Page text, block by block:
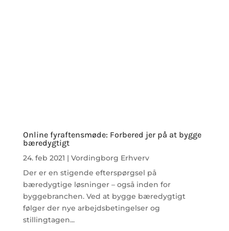
Online fyraftensmøde: Forbered jer på at bygge
bæredygtigt
24. feb 2021 | Vordingborg Erhverv
Der er en stigende efterspørgsel på
bæredygtige løsninger – også inden for
byggebranchen. Ved at bygge bæredygtigt
følger der nye arbejdsbetingelser og
stillingtagen...